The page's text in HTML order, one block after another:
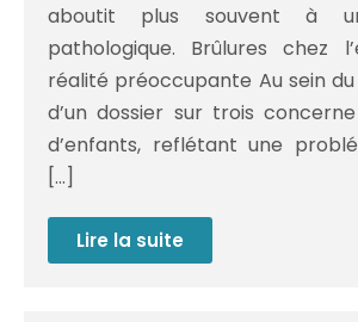
aboutit plus souvent à
pathologique. Brûlures chez
réalité préoccupante Au sein
d’un dossier sur trois
d’enfants, reflétant une
[…]
Lire la suite
Les
grands